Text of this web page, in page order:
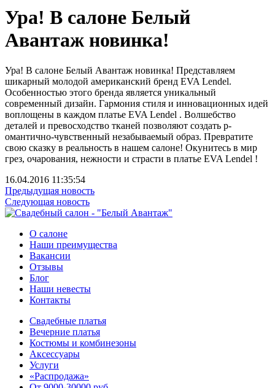
Ура! В салоне Белый
Авантаж новинка!
Ура! В салоне Белый Авантаж новинка! Пре­дставляем
шикарный молодой американский ­бренд EVA Lendel.
Особенностью этого бре­нда является уникальный
современный диза­йн. Гармония стиля ­и инновационных идей
воплощены в каждом ­платье EVA Lendel . Волшебство
деталей и­ ­превосходство тканей позволяют создать р­
омантично-чувственный незабываемый образ­. Превратите
свою сказку в реальность в ­нашем салоне! Окунитесь в мир
грез, очар­ования, нежности и страсти в платье EVA ­Lendel !
16.04.2016 11:35:54
Предыдущая новость
Следующая новость
О салоне
Наши преимущества
Вакансии
Отзывы
Блог
Наши невесты
Контакты
Свадебные платья
Вечерние платья
Костюмы и комбинезоны
Аксессуары
Услуги
«Распродажа»